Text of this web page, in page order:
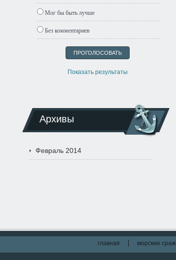
Мог бы быть лучше
Без комментариев
Показать результаты
Архивы
Февраль 2014
главная морские